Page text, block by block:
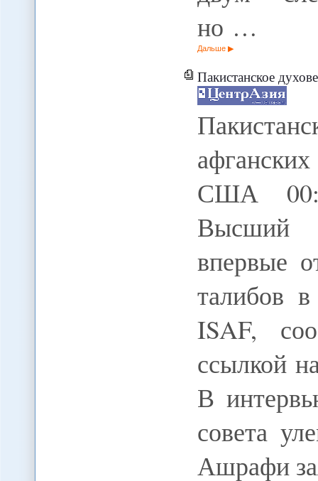
но …
Дальше
Пакистанское
США
Высший
впервые
талибов
ISAF,
ссылкой
В
совета
Ашрафи